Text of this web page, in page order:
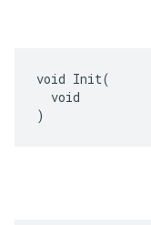
void Init(
  void
)